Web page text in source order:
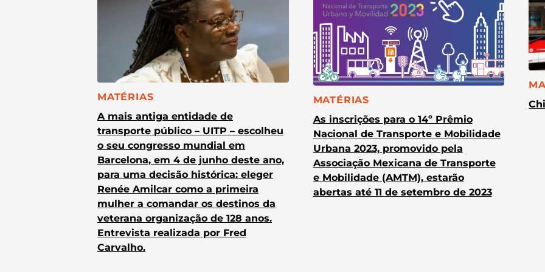
CATEGORIA:
MATÉRIAS
A mais antiga entidade de
transporte público – UITP – escolheu
o seu congresso mundial em
Barcelona, em 4 de junho deste ano,
para uma decisão histórica: eleger
Renée Amilcar como a primeira
mulher a comandar os destinos da
veterana organização de 128 anos.
Entrevista realizada por Fred
Carvalho.
CATEGORIA:
MATÉRIAS
As inscrições para o 14º Prêmio
Nacional de Transporte e Mobilidade
Urbana 2023, promovido pela
Associação Mexicana de Transporte
e Mobilidade (AMTM), estarão
abertas até 11 de setembro de 2023